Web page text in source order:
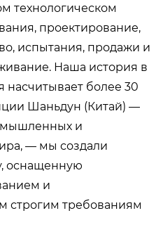
технологическом
проектирование,
испытания, продажи и
Наша история в
насчитывает более 30
Шаньдун (Китай) —
и
— мы создали
оснащенную
и
строгим требованиям